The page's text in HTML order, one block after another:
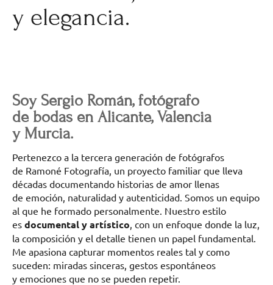
y elegancia.
Soy Sergio Román, fotógrafo
de bodas en Alicante, Valencia
y Murcia.
Pertenezco a la tercera generación de fotógrafos
de Ramoné Fotografía, un proyecto familiar que lleva
décadas documentando historias de amor llenas
de emoción, naturalidad y autenticidad. Somos un equipo
al que he formado personalmente. Nuestro estilo
es documental y artístico , con un enfoque donde la luz,
la composición y el detalle tienen un papel fundamental.
Me apasiona capturar momentos reales tal y como
suceden: miradas sinceras, gestos espontáneos
y emociones que no se pueden repetir.